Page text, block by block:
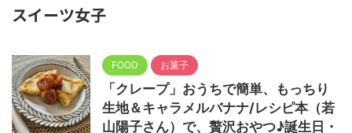
スイーツ女子
FOOD お菓子
「クレープ」おうちで簡単、もっちり
生地＆キャラメルバナナ/レシピ本（若
山陽子さん）で、贅沢おやつ♪誕生日・